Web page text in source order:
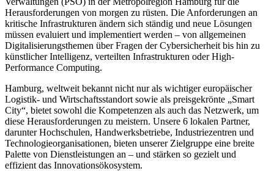
Herausforderungen von morgen zu rüsten. Die Anforderungen an
kritische Infrastrukturen ändern sich ständig und neue Lösungen
müssen evaluiert und implementiert werden – von allgemeinen
Digitalisierungsthemen über Fragen der Cybersicherheit bis hin zu
künstlicher Intelligenz, verteilten Infrastrukturen oder High-
Performance Computing.
Hamburg, weltweit bekannt nicht nur als wichtiger europäischer
Logistik- und Wirtschaftsstandort sowie als preisgekrönte „Smart
City“, bietet sowohl die Kompetenzen als auch das Netzwerk, um
diese Herausforderungen zu meistern. Unsere 6 lokalen Partner,
darunter Hochschulen, Handwerksbetriebe, Industriezentren und
Technologieorganisationen, bieten unserer Zielgruppe eine breite
Palette von Dienstleistungen an – und stärken so gezielt und
effizient das Innovationsökosystem.